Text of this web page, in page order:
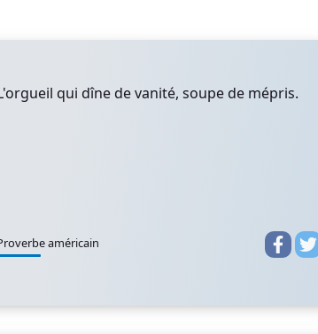
qui dîne de vanité, soupe de mépris.
américain